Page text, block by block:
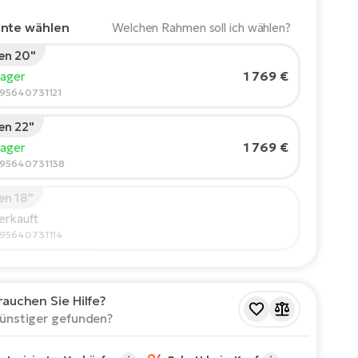
wählen Welchen Rahmen soll ich wählen?
Werte sind nur Richtwerte.
20"
1 769 €
22"
1 769 €
18"
Sie Hilfe?
gefunden?